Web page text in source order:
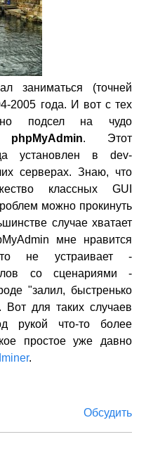
заниматься (точней
2005 года. И вот с тех
подсел на чудо
phpMyAdmin. Этот
установлен в dev-
серверах. Знаю, что
классных GUI
можно прокинуть
случае хватает
мне нравится
не устраивает -
со сценариями -
"залил, быстренько
для таких случаев
рукой что-то более
простое уже давно
.
Обсудить